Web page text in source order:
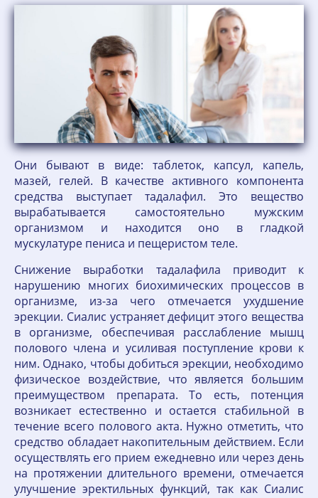
Они бывают в виде: таблеток, капсул, капель,
мазей, гелей. В качестве активного компонента
средства выступает тадалафил. Это вещество
вырабатывается самостоятельно мужским
организмом и находится оно в гладкой
мускулатуре пениса и пещеристом теле.
Снижение выработки тадалафила приводит к
нарушению многих биохимических процессов в
организме, из-за чего отмечается ухудшение
эрекции. Сиалис устраняет дефицит этого вещества
в организме, обеспечивая расслабление мышц
полового члена и усиливая поступление крови к
ним. Однако, чтобы добиться эрекции, необходимо
физическое воздействие, что является большим
преимуществом препарата. То есть, потенция
возникает естественно и остается стабильной в
течение всего полового акта. Нужно отметить, что
средство обладает накопительным действием. Если
осуществлять его прием ежедневно или через день
на протяжении длительного времени, отмечается
улучшение эректильных функций, так как Сиалис